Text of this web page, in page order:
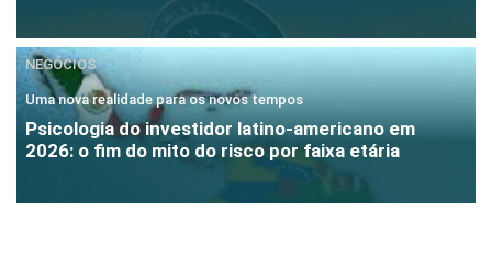
NEGÓCIOS
Uma nova realidade para os novos tempos
Psicologia do investidor latino-americano em
2026: o fim do mito do risco por faixa etária